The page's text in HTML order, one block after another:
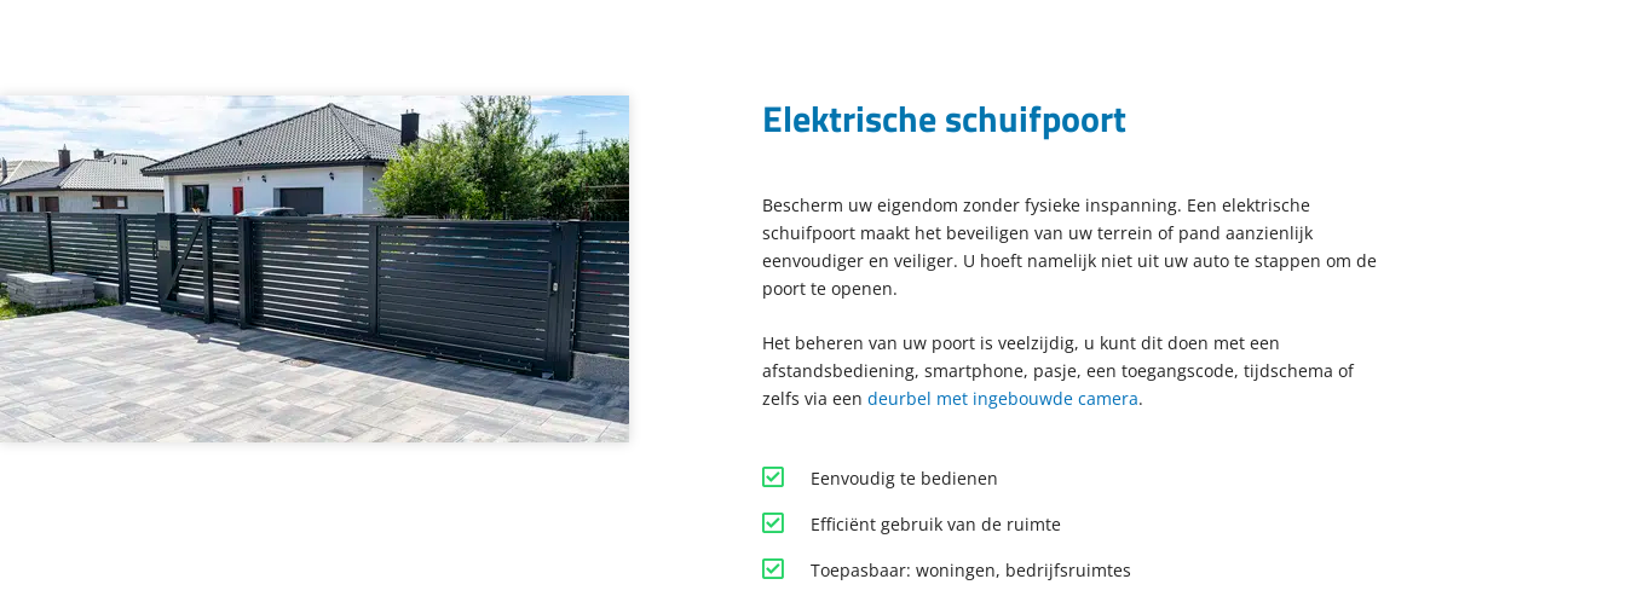
Elektrische schuifpoort
Bescherm uw eigendom zonder fysieke inspanning. Een elektrische
schuifpoort maakt het beveiligen van uw terrein of pand aanzienlijk
eenvoudiger en veiliger. U hoeft namelijk niet uit uw auto te stappen om de
poort te openen.
Het beheren van uw poort is veelzijdig, u kunt dit doen met een
afstandsbediening, smartphone, pasje, een toegangscode, tijdschema of
zelfs via een deurbel met ingebouwde camera.
Eenvoudig te bedienen
Efficiënt gebruik van de ruimte
Toepasbaar: woningen, bedrijfsruimtes